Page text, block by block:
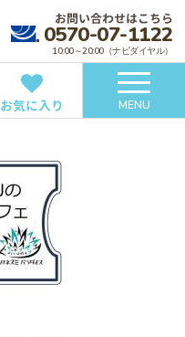
お問い合わせはこちら
0570-07-1122
10:00～20:00（ナビダイヤル）
お気に入り MENU